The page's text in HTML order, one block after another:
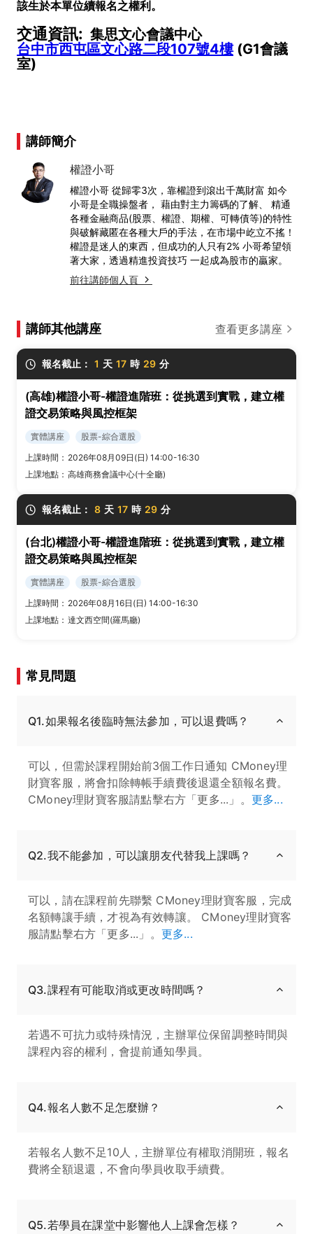
該生於本單位續報名之權利。
交通資訊: 集思文心會議中心
台中市西屯區文心路二段107號4樓(G1會議
室)
講師簡介
權證小哥
權證小哥 從歸零3次，靠權證到滾出千萬財富 如今
小哥是全職操盤者， 藉由對主力籌碼的了解、 精通
各種金融商品(股票、權證、期權、可轉債等)的特性
與破解藏匿在各種大戶的手法，在市場中屹立不搖！
權證是迷人的東西，但成功的人只有2% 小哥希望領
著大家，透過精進投資技巧 一起成為股市的贏家。
前往講師個人頁
講師其他講座 查看更多講座
報名截止： 1 天 17 時 29 分
(高雄)權證小哥-權證進階班：從挑選到實戰，建立權
證交易策略與風控框架
實體講座
股票-綜合選股
上課時間： 2026年08月09日(日) 14:00-16:30
上課地點： 高雄商務會議中心(十全廳)
報名截止： 8 天 17 時 29 分
(台北)權證小哥-權證進階班：從挑選到實戰，建立權
證交易策略與風控框架
實體講座
股票-綜合選股
上課時間： 2026年08月16日(日) 14:00-16:30
上課地點： 達文西空間(羅馬廳)
常見問題
Q1.如果報名後臨時無法參加，可以退費嗎？
可以，但需於課程開始前3個工作日通知 CMoney理
財寶客服，將會扣除轉帳手續費後退還全額報名費。
CMoney理財寶客服請點擊右方「更多...」。 更多...
Q2.我不能參加，可以讓朋友代替我上課嗎？
可以，請在課程前先聯繫 CMoney理財寶客服，完成
名額轉讓手續，才視為有效轉讓。 CMoney理財寶客
服請點擊右方「更多...」。 更多...
Q3.課程有可能取消或更改時間嗎？
若遇不可抗力或特殊情況，主辦單位保留調整時間與
課程內容的權利，會提前通知學員。
Q4.報名人數不足怎麼辦？
若報名人數不足10人，主辦單位有權取消開班，報名
費將全額退還，不會向學員收取手續費。
Q5.若學員在課堂中影響他人上課會怎樣？